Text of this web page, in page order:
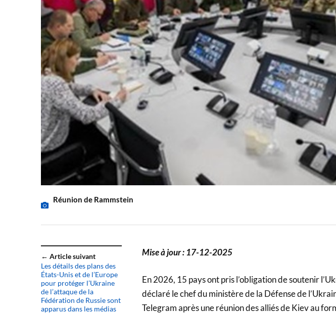
Réunion de Rammstein
← Article suivant
Les détails des plans des
États-Unis et de l’Europe
pour protéger l’Ukraine
de l’attaque de la
Fédération de Russie sont
apparus dans les médias
Mise à jour : 17-12-2025
En 2026, 15 pays ont pris l’obligation de soutenir
déclaré le chef du ministère de la Défense de
Telegram après une réunion des alliés de Kiev au